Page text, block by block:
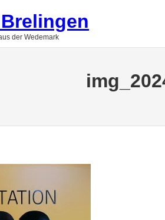
der Wedemark